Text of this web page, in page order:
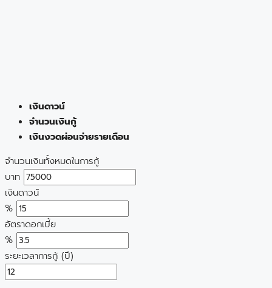
เงินดาวน์
จำนวนเงินกู้
เงินงวดผ่อนจ่ายรายเดือน
จำนวนเงินทั้งหมดในการกู้
บาท
เงินดาวน์
%
อัตราดอกเบี้ย
%
ระยะเวลาการกู้ (ปี)